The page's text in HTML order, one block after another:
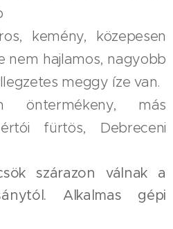
kemény, közepesen
nem hajlamos, nagyobb
meggy íze van.
öntermékeny, más
fürtös, Debreceni
szárazon válnak a
Alkalmas gépi